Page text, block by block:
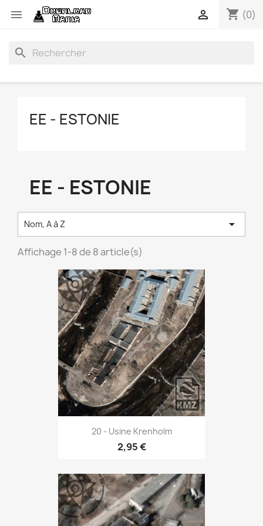
 shopping_cart (0)

search
EE - ESTONIE
EE - ESTONIE
Nom, A à Z 
Affichage 1-8 de 8 article(s)
20 - Usine Krenholm
2,95 €